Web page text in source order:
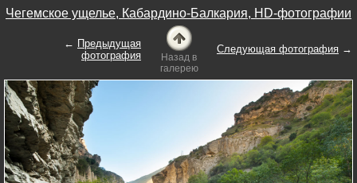
Чегемское ущелье, Кабардино-Балкария, HD-фотографии
← Предыдущая
фотография
Назад в
галерею
Следующая фотография →